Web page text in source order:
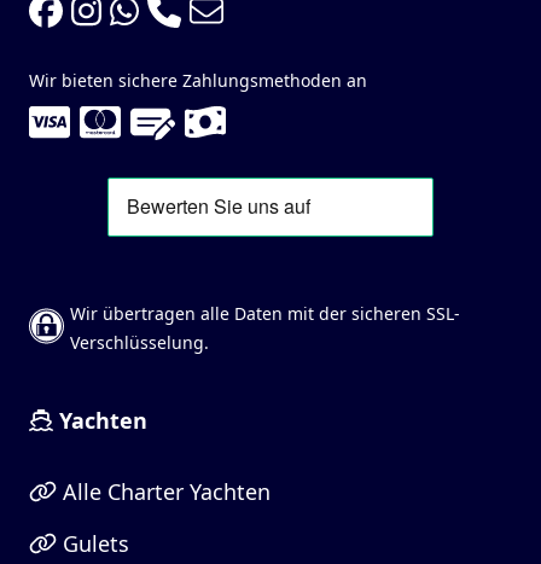
Wir bieten sichere Zahlungsmethoden an
Wir übertragen alle Daten mit der sicheren SSL-
Verschlüsselung.
Yachten
Alle Charter Yachten
Gulets